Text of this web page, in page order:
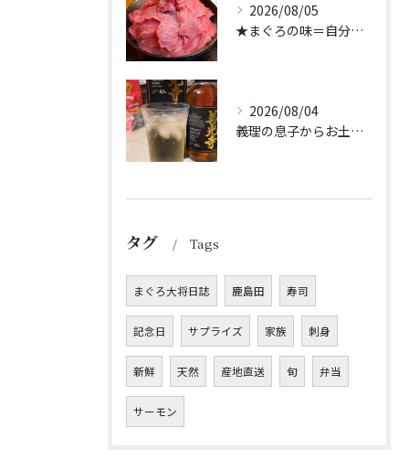
2026/08/05
★まぐろの味＝自分好み？★
2026/08/04
義理の息子からお土産頂きました🥃
タグ Tags
まぐろ大将日誌 鹿島田 寿司
記念日 サプライズ 家族 刺身
新鮮 天然 産地直送 旬 弁当
サーモン